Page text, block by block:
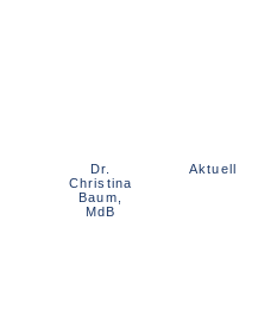
Dr.
Christina
Baum,
MdB
Aktuell